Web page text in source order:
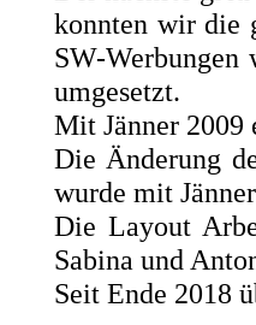
konnten wir die
SW-
umgesetzt.
Mit Jänner 2009
Die Änderung
wurde mit
Die Layout
Sabina und
Seit Ende 2018